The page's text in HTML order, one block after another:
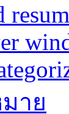
าย